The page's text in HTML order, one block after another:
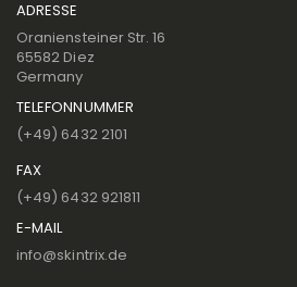
ADRESSE
Oraniensteiner Str. 16
65582 Diez
Germany
TELEFONNUMMER
(+49) 6432 2101
FAX
(+49) 6432 921811
E-MAIL
info@skintrix.de